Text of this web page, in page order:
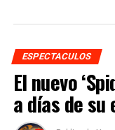
ESPECTACULOS
El nuevo
a días de